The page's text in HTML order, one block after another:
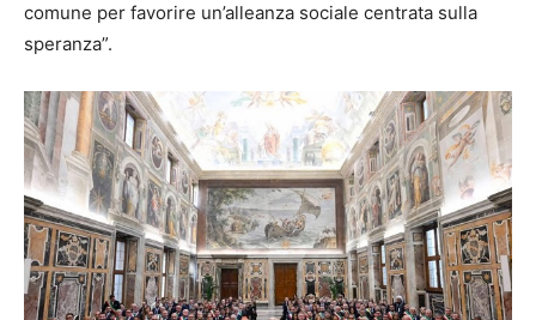
comune per favorire un’alleanza sociale centrata sulla
speranza”.